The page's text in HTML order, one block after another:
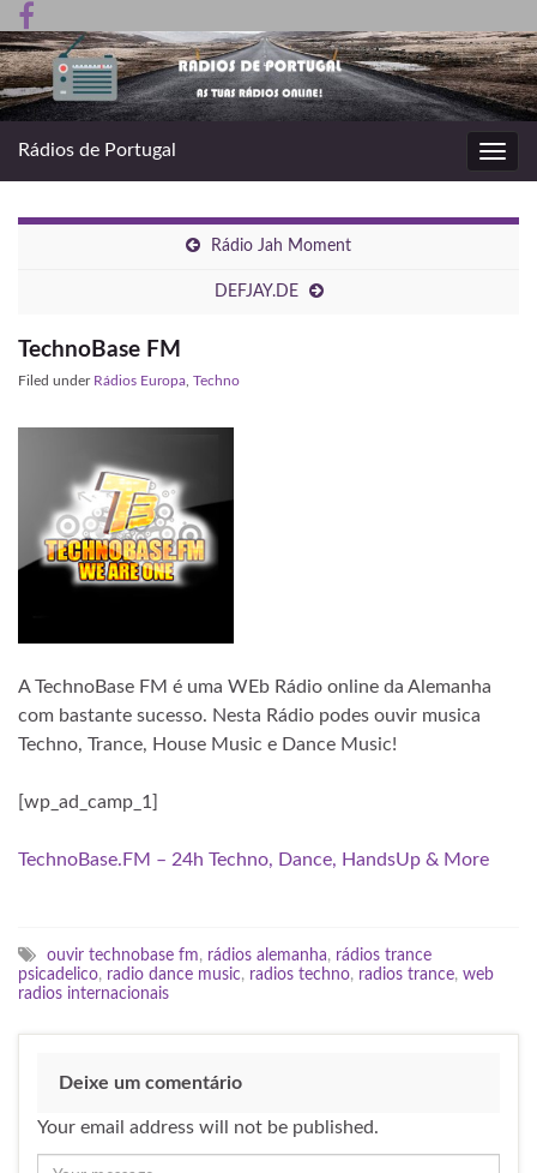
Rádios de Portugal
Rádio Jah Moment
DEFJAY.DE
TechnoBase FM
Filed under Rádios Europa Techno
A TechnoBase FM é uma WEb Rádio online da Alemanha
com bastante sucesso. Nesta Rádio podes ouvir musica
Techno, Trance, House Music e Dance Music!
[wp_ad_camp_1]
TechnoBase.FM – 24h Techno, Dance, HandsUp & More
ouvir technobase fm, rádios alemanha, rádios trance
psicadelico, radio dance music, radios techno, radios trance, web
radios internacionais
Deixe um comentário
Your email address will not be published.